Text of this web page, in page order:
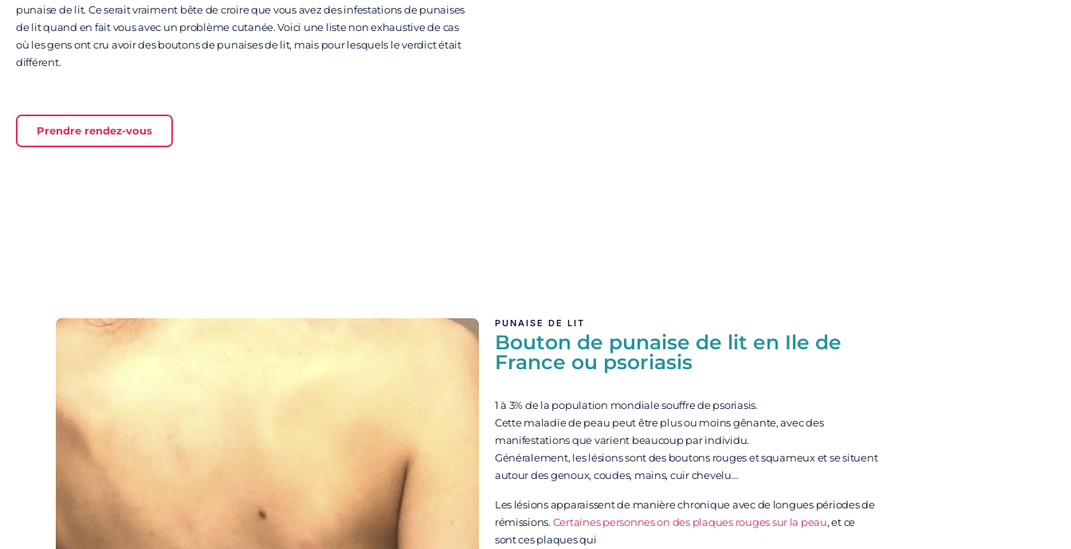
punaise de lit. Ce serait vraiment bête de croire que vous avez des infestations de punaises
de lit quand en fait vous avec un problème cutanée. Voici une liste non exhaustive de cas
où les gens ont cru avoir des boutons de punaises de lit, mais pour lesquels le verdict était
différent.
Prendre rendez-vous
PUNAISE DE LIT
Bouton de punaise de lit en Ile de
France ou psoriasis
1 à 3% de la population mondiale souffre de psoriasis.
Cette maladie de peau peut être plus ou moins gênante, avec des
manifestations que varient beaucoup par individu.
Généralement, les lésions sont des boutons rouges et squameux et se situent
autour des genoux, coudes, mains, cuir chevelu…
Les lésions apparaissent de manière chronique avec de longues périodes de
rémissions. Certaines personnes on des plaques rouges sur la peau, et ce
sont ces plaques qui